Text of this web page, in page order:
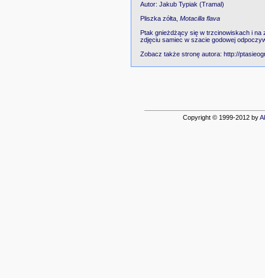
Autor: Jakub Typiak (Tramal)
Pliszka zółta, Motacilla flava
Ptak gnieżdżący się w trzcinowiskach i na
zdjęciu samiec w szacie godowej
Zobacz także stronę autora: http://
Copyright © 1999-2012 by